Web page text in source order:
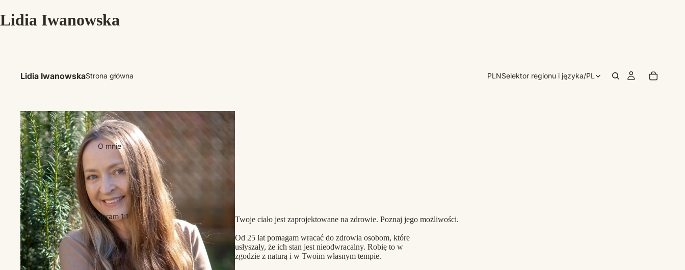
Lidia Iwanowska
Lidia IwanowskaStrona główna
O mnie
Program 1:1
PLNSelektor regionu i języka/PL
Twoje ciało jest zaprojektowane na zdrowie. Poznaj jego możliwości.
Od 25 lat pomagam wracać do zdrowia osobom, które
usłyszały, że ich stan jest nieodwracalny. Robię to w
zgodzie z naturą i w Twoim własnym tempie.